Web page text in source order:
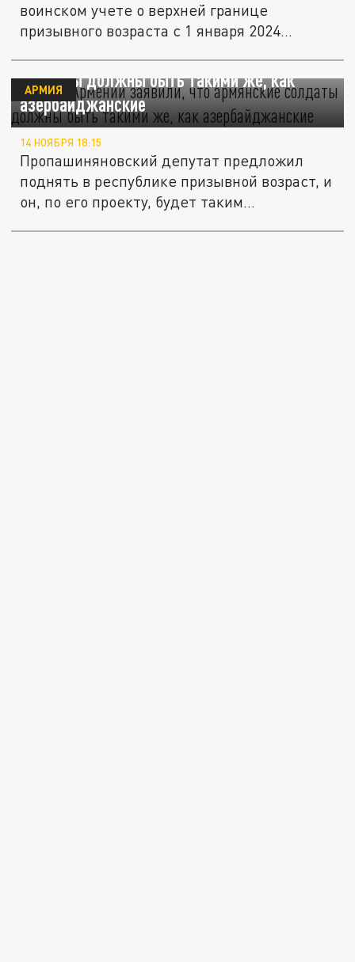
воинском учете о верхней границе
призывного возраста с 1 января 2024...
Власти Армении заявили, что армянские
солдаты должны быть такими же, как
азербайджанские
АРМИЯ
14 НОЯБРЯ 18:15
Пропашиняновский депутат предложил
поднять в республике призывной возраст, и
он, по его проекту, будет таким...